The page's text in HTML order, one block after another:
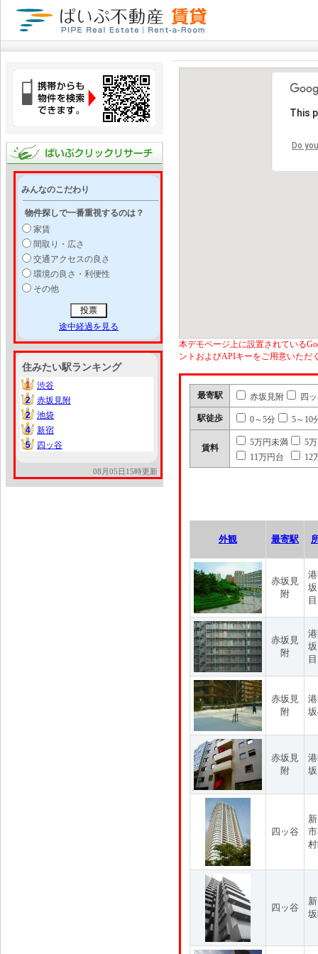
みんなのこだわり
物件探しで一番重視するのは？
家賃
間取り・広さ
交通アクセスの良さ
環境の良さ・利便性
その他
途中経過を見る
住みたい駅ランキング
1
1
渋谷
2
2
赤坂見附
2
2
池袋
4
4
新宿
5
5 四ッ谷
08月05日15時更新
This
Do
本デモページ上に設置されている
ントおよびAPIキーをご用意いただ
最寄駅 赤坂見附 四
駅徒歩 0～5分 5～10
賃料
5万円未満
5
11万円台
12
外観 最寄駅
赤坂見
附
目
赤坂見
附
目
赤坂見
附
赤坂見
附
四ッ谷
四ッ谷